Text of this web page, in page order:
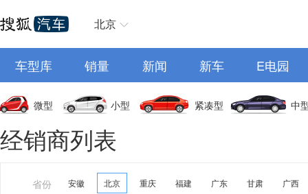
北京
车型库 销量 新闻 新车 E电园
微型 小型 紧凑型 中
经销商列表
省份 安徽 北京 重庆 福建 广东 甘肃
广西